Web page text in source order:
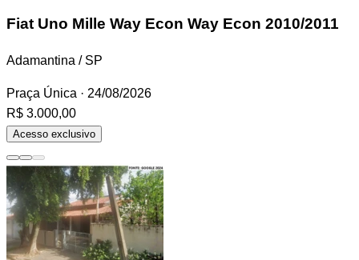
Fiat Uno Mille Way Econ Way Econ 2010/2011
Adamantina / SP
Praça Única · 24/08/2026
R$ 3.000,00
Acesso exclusivo